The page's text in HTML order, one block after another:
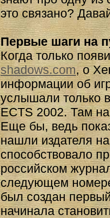
это связано?
Первые шаги на
Когда только
shadows.com, о
информации об
услышали только в
ECTS 2002. Там
Еще бы, ведь
нашли издателя
способствовало
российском
следующем
был создан
начинала